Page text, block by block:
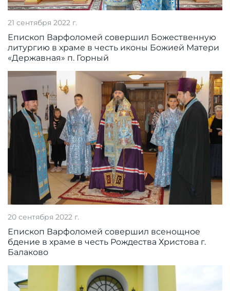
21 сентября 2022 г.
Епископ Варфоломей совершил Божественную
литургию в храме в честь иконы Божией Матери
«Державная» п. Горный
20 сентября 2022 г.
Епископ Варфоломей совершил всенощное
бдение в храме в честь Рождества Христова г.
Балаково